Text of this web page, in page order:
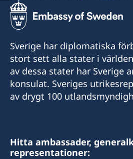
Sverige har diplomatiska
stort sett alla stater i
av dessa stater har Sverige
konsulat. Sveriges
av drygt 100
Hitta ambassader,
representationer: